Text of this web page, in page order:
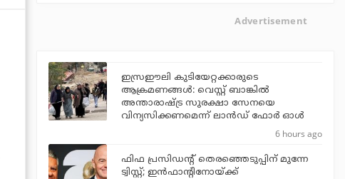
Advertisement
ഇസ്രഈലി കുടിയേറ്റക്കാരുടെ
ആക്രമണങ്ങള്‍: വെസ്റ്റ് ബാങ്കില്‍
അന്താരാഷ്ട്ര സുരക്ഷാ സേനയെ
വിന്യസിക്കണമെന്ന് ലാന്‍ഡ് ഫോര്‍ ഓള്‍
6 hours ago
ഫിഫ പ്രസിഡന്റ് തെരഞ്ഞെടുപ്പിന് മുന്നേ
ട്വിസ്റ്റ്; ഇന്‍ഫാന്റിനോയ്ക്ക്